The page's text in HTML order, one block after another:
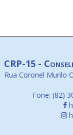
CRP-15 -
Rua Coronel Murilo
Fone: (82)